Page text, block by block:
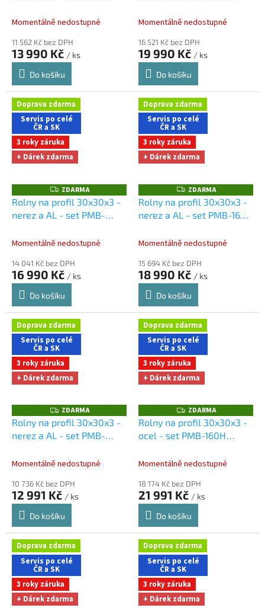
zdarma při nákupu na e-
Momentálně nedostupné
11 562 Kč bez DPH
13 990 Kč / ks
Do košíku
při nákupu na e-shopu
Momentálně nedostupné
16 521 Kč bez DPH
19 990 Kč / ks
Do košíku
Doprava zdarma
Servis po celé
ČR a SK
3 roky záruka
+ Dárek zdarma
Z
D
A
R
ZDARMA
Rolny na profil 30x30x3 -
nerez a AL - set PMB-
zdarma při nákupu na e-
Momentálně nedostupné
14 041 Kč bez DPH
16 990 Kč / ks
Do košíku
Doprava zdarma
Servis po celé
ČR a SK
3 roky záruka
+ Dárek zdarma
Z
D
A
R
ZDARMA
Rolny na profil 30x30x3 -
nerez a AL - set PMB-160H
při nákupu na e-shopu
Momentálně nedostupné
15 694 Kč bez DPH
18 990 Kč / ks
Do košíku
Doprava zdarma
Servis po celé
ČR a SK
3 roky záruka
+ Dárek zdarma
Z
D
A
R
ZDARMA
Rolny na profil 30x30x3 -
nerez a AL - set PMB-
zdarma při nákupu na e-
Momentálně nedostupné
10 736 Kč bez DPH
12 991 Kč / ks
Do košíku
Doprava zdarma
Servis po celé
ČR a SK
3 roky záruka
+ Dárek zdarma
Z
D
A
R
ZDARMA
Rolny na profil 30x30x3 -
ocel - set PMB-160H
při nákupu na e-shopu
Momentálně nedostupné
18 174 Kč bez DPH
21 991 Kč / ks
Do košíku
Doprava zdarma
Servis po celé
ČR a SK
3 roky záruka
+ Dárek zdarma
Doprava zdarma
Servis po celé
ČR a SK
3 roky záruka
+ Dárek zdarma